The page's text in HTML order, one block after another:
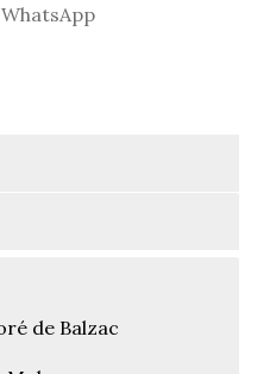
WhatsApp
de Balzac